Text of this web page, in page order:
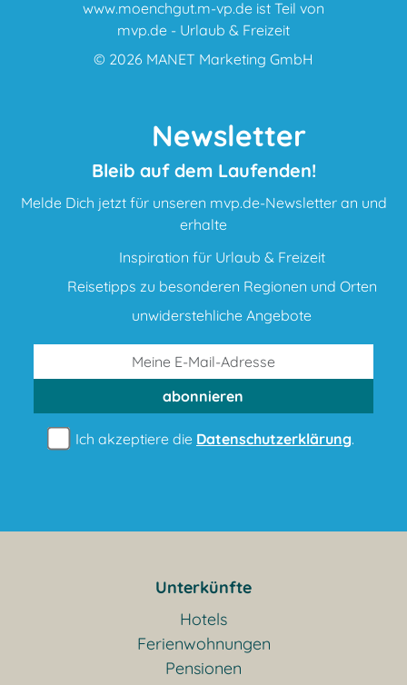
www.moenchgut.m-vp.de ist Teil von
mvp.de - Urlaub & Freizeit
© 2026 MANET Marketing GmbH
Newsletter
Bleib auf dem Laufenden!
Melde Dich jetzt für unseren mvp.de-Newsletter an und
erhalte
Inspiration für Urlaub & Freizeit
Reisetipps zu besonderen Regionen und Orten
unwiderstehliche Angebote
abonnieren
Ich akzeptiere die Datenschutzerklärung.
Unterkünfte
Hotels
Ferienwohnungen
Pensionen